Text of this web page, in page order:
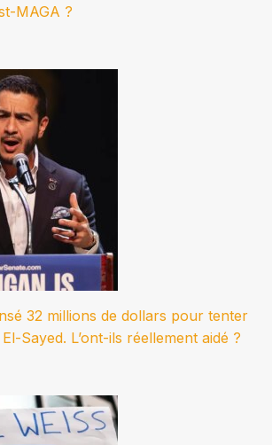
MAGA ?
32 millions de dollars pour tenter
Sayed. L’ont-ils réellement aidé ?